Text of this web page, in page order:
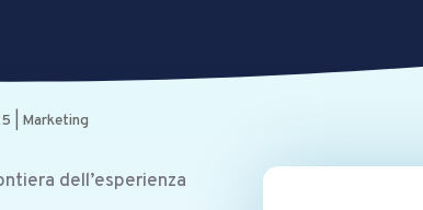
Marketing
dell’esperienza